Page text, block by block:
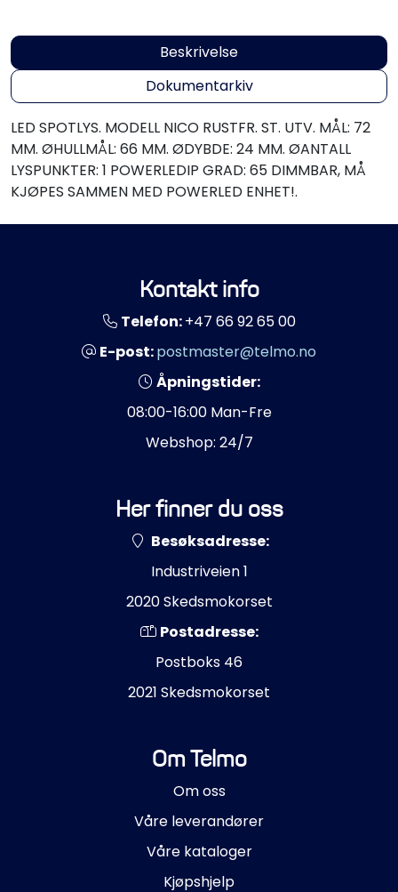
Beskrivelse
Dokumentarkiv
LED SPOTLYS. MODELL NICO RUSTFR. ST. UTV. MÅL: 72
MM. ØHULLMÅL: 66 MM. ØDYBDE: 24 MM. ØANTALL
LYSPUNKTER: 1 POWERLEDIP GRAD: 65 DIMMBAR, MÅ
KJØPES SAMMEN MED POWERLED ENHET!.
Kontakt info
Telefon:+47 66 92 65 00
E-post:postmaster@telmo.no
Åpningstider:
08:00-16:00 Man-Fre
Webshop: 24/7
Her finner du oss
Besøksadresse:
Industriveien 1
2020 Skedsmokorset
Postadresse:
Postboks 46
2021 Skedsmokorset
Om Telmo
Om oss
Våre leverandører
Våre kataloger
Kjøpshjelp
Servicesett